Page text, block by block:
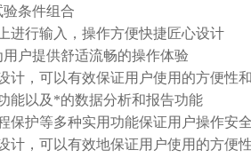
条件组合
行输入，操作方便快捷匠心设计
户提供舒适流畅的操作体验
，可以有效保证用户使用的方便性
能以及*的数据分析和报告功能
护等多种实用功能保证用户操作安全
，可以有效地保证用户使用的方便